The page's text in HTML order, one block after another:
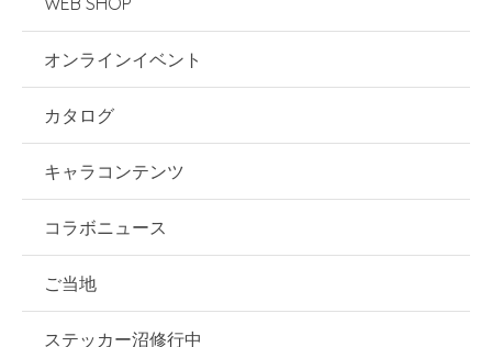
オンラインイベント
カタログ
キャラコンテンツ
コラボニュース
ご当地
ステッカー沼修行中